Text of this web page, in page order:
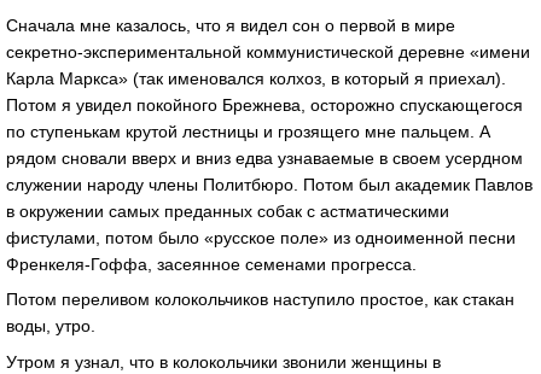
Сначала мне казалось, что я видел сон о первой в мире
секретно-экспериментальной коммунистической деревне «имени
Карла Маркса» (так именовался колхоз, в который я приехал).
Потом я увидел покойного Брежнева, осторожно спускающегося
по ступенькам крутой лестницы и грозящего мне пальцем. А
рядом сновали вверх и вниз едва узнаваемые в своем усердном
служении народу члены Политбюро. Потом был академик Павлов
в окружении самых преданных собак с астматическими
фистулами, потом было «русское поле» из одноименной песни
Френкеля-Гоффа, засеянное семенами прогресса.
Потом переливом колокольчиков наступило простое, как стакан
воды, утро.
Утром я узнал, что в колокольчики звонили женщины в